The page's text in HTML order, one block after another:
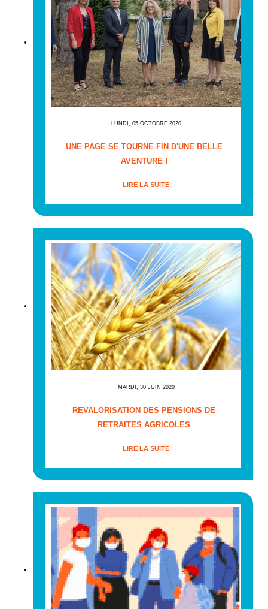
LUNDI, 05 OCTOBRE 2020
UNE PAGE SE TOURNE FIN D'UNE BELLE
AVENTURE !
LIRE LA SUITE
MARDI, 30 JUIN 2020
REVALORISATION DES PENSIONS DE
RETRAITES AGRICOLES
LIRE LA SUITE